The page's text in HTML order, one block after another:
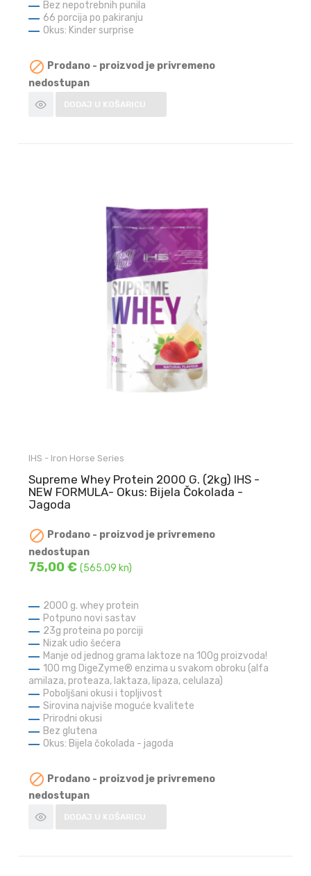
Bez nepotrebnih punila
66 porcija po pakiranju
Okus: Kinder surprise
 Prodano - proizvod je privremeno
nedostupan
DODAJ U KOŠARICU
IHS - Iron Horse Series
Supreme Whey Protein 2000 G. (2kg) IHS -
NEW FORMULA- Okus: Bijela Čokolada -
Jagoda
 Prodano - proizvod je privremeno
nedostupan
75,00 €(565.09 kn)
2000 g. whey protein
Potpuno novi sastav
23g proteina po porciji
Nizak udio šećera
Manje od jednog grama laktoze na 100g proizvoda!
100 mg DigeZyme® enzima u svakom obroku (alfa
amilaza, proteaza, laktaza, lipaza, celulaza)
Poboljšani okusi i topljivost
Sirovina najviše moguće kvalitete
Prirodni okusi
Bez glutena
Okus: Bijela čokolada - jagoda
 Prodano - proizvod je privremeno
nedostupan
DODAJ U KOŠARICU